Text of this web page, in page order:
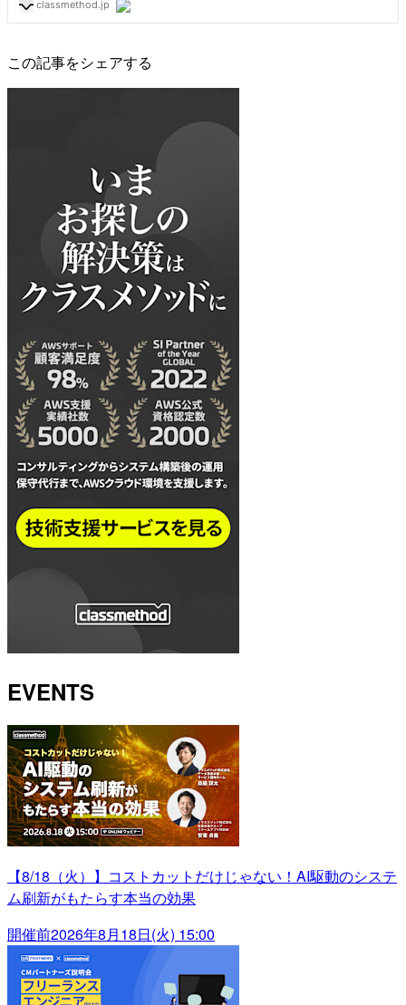
この記事をシェアする
EVENTS
【8/18（火）】コストカットだけじゃない！AI駆動のシステ
ム刷新がもたらす本当の効果
開催前2026年8月18日(火) 15:00